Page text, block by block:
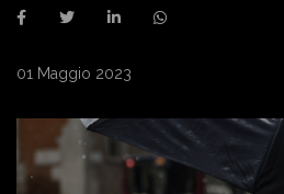
01 Maggio 2023